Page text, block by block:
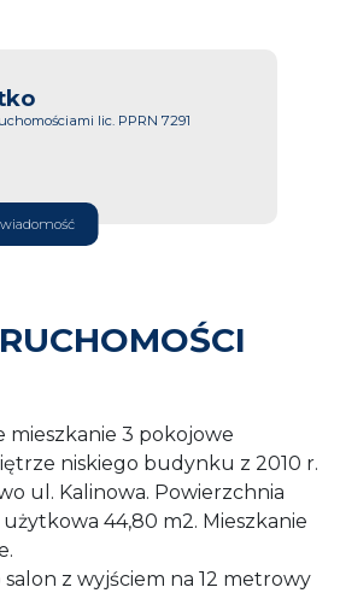
lic. PPRN 7291
mieszkanie 3 pokojowe
niskiego budynku z 2010 r.
ul. Kalinowa. Powierzchnia
44,80 m2. Mieszkanie
z wyjściem na 12 metrowy